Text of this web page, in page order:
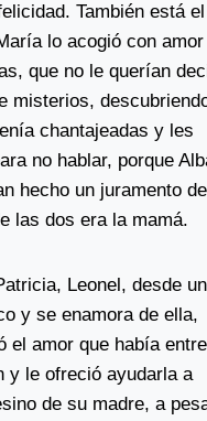
También está
lo acogió con
que no le querían
misterios,
chantajeadas y les
no hablar, porque
hecho un juramento de
las dos era la mamá.
Leonel, desde un
y se enamora de ella,
el amor que había entre
y le ofreció ayudarla a
de su madre, a